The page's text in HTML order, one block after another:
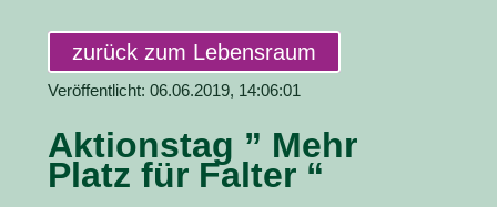
zurück zum Lebensraum
Veröffentlicht: 06.06.2019, 14:06:01
Aktionstag ” Mehr
Platz für Falter “